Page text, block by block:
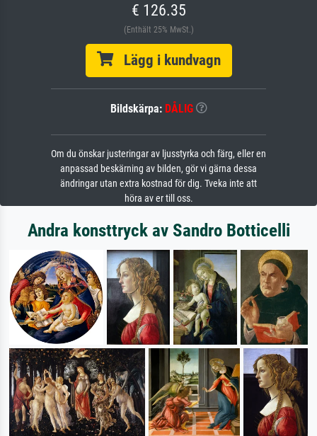
€ 126.35
(Enthält 25% MwSt.)
Lägg i kundvagn
Bildskärpa: DÅLIG
Om du önskar justeringar av ljusstyrka och färg, eller en
anpassad beskärning av bilden, gör vi gärna dessa
ändringar utan extra kostnad för dig. Tveka inte att
höra av er till oss.
Andra konsttryck av Sandro Botticelli